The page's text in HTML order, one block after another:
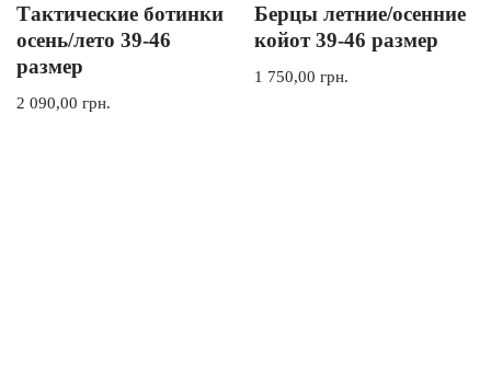
Тактические ботинки
осень/лето 39-46
размер
2 090,00 грн.
Берцы летние/осенние
койот 39-46 размер
1 750,00грн.